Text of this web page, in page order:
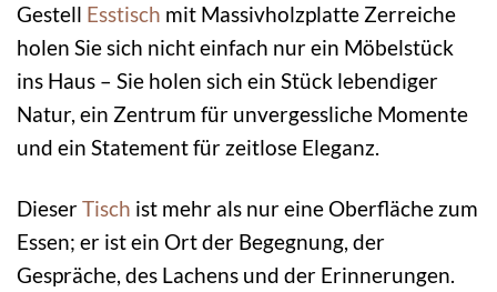
Gestell Esstisch mit Massivholzplatte Zerreiche
holen Sie sich nicht einfach nur ein Möbelstück
ins Haus – Sie holen sich ein Stück lebendiger
Natur, ein Zentrum für unvergessliche Momente
und ein Statement für zeitlose Eleganz.
DieserTisch ist mehr als nur eine Oberfläche zum
Essen; er ist ein Ort der Begegnung, der
Gespräche, des Lachens und der Erinnerungen.